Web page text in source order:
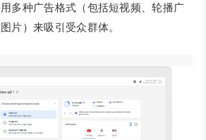
多种广告格式（包括短视频、轮播广
片）来吸引受众群体。